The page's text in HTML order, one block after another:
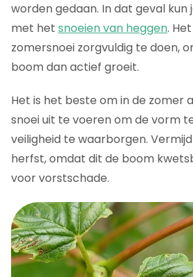
worden gedaan. In dat geval
met het snoeien van heggen.
zomersnoei zorgvuldig te doen,
boom dan actief groeit.
Het is het beste om in de zomer
snoei uit te voeren om de vorm
veiligheid te waarborgen.
herfst, omdat dit de boom
voor vorstschade.